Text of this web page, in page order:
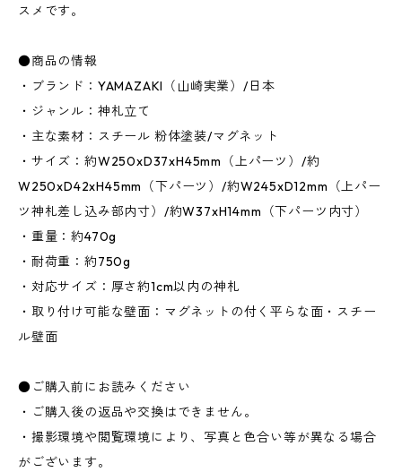
スメです。
●商品の情報
・ブランド：YAMAZAKI（山崎実業）/日本
・ジャンル：神札立て
・主な素材：スチール 粉体塗装/マグネット
・サイズ：約W250xD37xH45mm（上パーツ）/約
W250xD42xH45mm（下パーツ）/約W245xD12mm（上パー
ツ神札差し込み部内寸）/約W37xH14mm（下パーツ内寸）
・重量：約470g
・耐荷重：約750g
・対応サイズ：厚さ約1cm以内の神札
・取り付け可能な壁面：マグネットの付く平らな面・スチー
ル壁面
●ご購入前にお読みください
・ご購入後の返品や交換はできません。
・撮影環境や閲覧環境により、写真と色合い等が異なる場合
がございます。